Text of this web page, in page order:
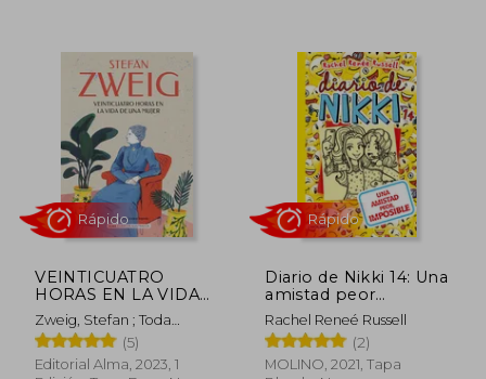
VEINTICUATRO
HORAS EN LA VIDA
DE UNA MUJER
Zweig, Stefan ; Toda
Castán, Claudia ; Segovia,
Carmen
(5)
Editorial Alma, 2023, 1
Diario de Nikki 14: Una
amistad peor
imposible
Rachel Reneé Russell
(2)
MOLINO, 2021, Tapa